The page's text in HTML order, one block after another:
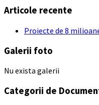
Articole recente
Proiecte de 8
Galerii foto
Nu exista galerii
Categorii de